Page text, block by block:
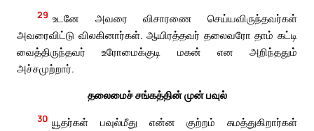
29 உடனே அவரை விசாரணை செய்யவிருந்தவர்கள்
அவரைவிட்டு விலகினார்கள். ஆயிரத்தவர் தலைவரோ தாம் கட்டி
வைத்திருந்தவர் உரோமைக்குடி மகன் என அறிந்ததும்
அச்சமுற்றார்.
தலைமைச் சங்கத்தின் முன் பவுல்
30 யூதர்கள் பவுல்மீது என்ன குற்றம் சுமத்துகிறார்கள்